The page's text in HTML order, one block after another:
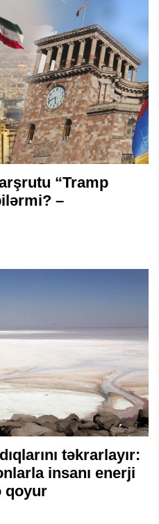
“Tramp
–
təkrarlayır:
insanı enerji
qoyur